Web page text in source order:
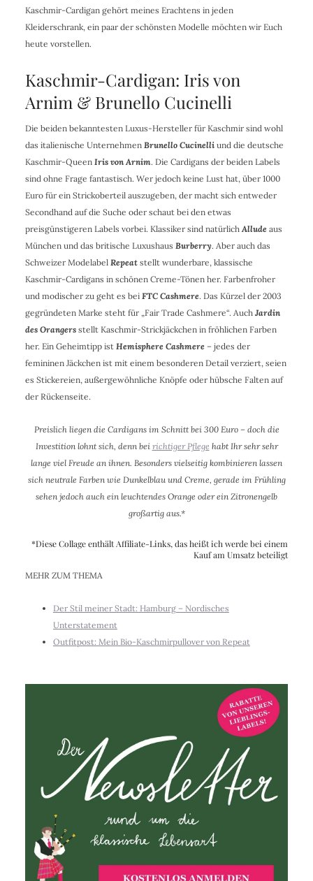
Kaschmir-Cardigan gehört meines Erachtens in jeden
Kleiderschrank, ein paar der schönsten Modelle möchten wir Euch
heute vorstellen.
Kaschmir-Cardigan: Iris von
Arnim & Brunello Cucinelli
Die beiden bekanntesten Luxus-Hersteller für Kaschmir sind wohl
das italienische Unternehmen Brunello Cucinelliund die deutsche
Kaschmir-Queen Iris von Arnim. Die Cardigans der beiden Labels
sind ohne Frage fantastisch. Wer jedoch keine Lust hat, über 1000
Euro für ein Strickoberteil auszugeben, der macht sich entweder
Secondhand auf die Suche oder schaut bei den etwas
preisgünstigeren Labels vorbei. Klassiker sind natürlich Allude aus
München und das britische Luxushaus Burberry. Aber auch das
Schweizer Modelabel Repeatstellt wunderbare, klassische
Kaschmir-Cardigans in schönen Creme-Tönen her. Farbenfroher
und modischer zu geht es bei FTC Cashmere. Das Kürzel der 2003
gegründeten Marke steht für „Fair Trade Cashmere“. Auch Jardin
des Orangersstellt Kaschmir-Strickjäckchen in fröhlichen Farben
her. Ein Geheimtipp ist Hemisphere Cashmere – jedes der
femininen Jäckchen ist mit einem besonderen Detail verziert, seien
es Stickereien, außergewöhnliche Knöpfe oder hübsche Falten auf
der Rückenseite.
Preislich liegen die Cardigans im Schnitt bei 300 Euro – doch die
Investition lohnt sich, denn bei richtiger Pflege habt Ihr sehr sehr
lange viel Freude an ihnen. Besonders vielseitig kombinieren lassen
sich neutrale Farben wie Dunkelblau und Creme, gerade im Frühling
sehen jedoch auch ein leuchtendes Orange oder ein Zitronengelb
großartig aus.*
*Diese Collage enthält Affiliate-Links, das heißt ich werde bei einem
Kauf am Umsatz beteiligt
MEHR ZUM THEMA
Der Stil meiner Stadt: Hamburg – Nordisches
Unterstatement
Outfitpost: Mein Bio-Kaschmirpullover von Repeat